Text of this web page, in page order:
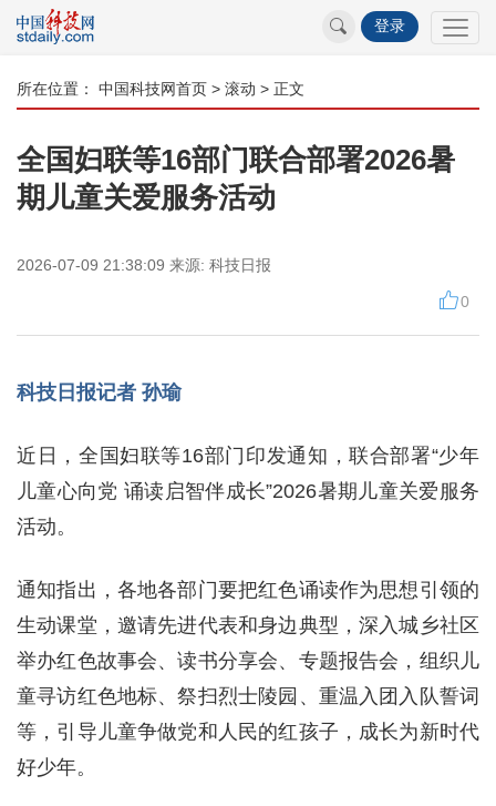
登录
所在位置： 中国科技网首页 > 滚动 > 正文
全国妇联等16部门联合部署2026暑
期儿童关爱服务活动
2026-07-09 21:38:09 来源: 科技日报
0
科技日报记者 孙瑜
近日，全国妇联等16部门印发通知，联合部署“少年
儿童心向党 诵读启智伴成长”2026暑期儿童关爱服务
活动。
通知指出，各地各部门要把红色诵读作为思想引领的
生动课堂，邀请先进代表和身边典型，深入城乡社区
举办红色故事会、读书分享会、专题报告会，组织儿
童寻访红色地标、祭扫烈士陵园、重温入团入队誓词
等，引导儿童争做党和人民的红孩子，成长为新时代
好少年。